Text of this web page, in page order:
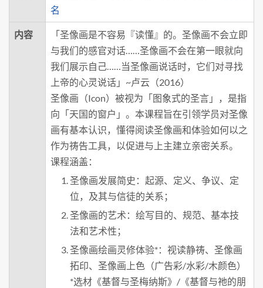
名
内容
「圣像画是不容易『读懂』的。圣像画不会立即
与我们的感官对话……圣像画不会在第一眼就向
我们展示自己……当圣像画说话时，它们对寻找
上帝的心灵说话」~卢云（2016）
圣像画（Icon）被视为「图象式的圣言」，是指
向「天国的窗户」。本课程旨在引领学员对圣像
画有基本认识，懂得阅读圣像画和体验如何以之
作为祷告工具，以促进与上主建立亲密关系。
课程涵盖：
圣像画发展简史：起源、定义、争议、定
位，及其与信徒的关系；
圣像画的艺术：绘写目的、规范、基本技
法和艺术性；
圣像画绘画灵修体验*：视读静祷、圣像画
拓印、圣像画上色（广告彩/水彩/木颜色）
*选材《基督与圣梅纳斯》/《基督与祂的朋